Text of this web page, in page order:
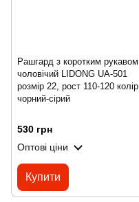
Рашгард з коротким рукавом
чоловічий LIDONG UA-501
розмір 22, рост 110-120 колір
чорний-сірий
530 грн
Оптові ціни
Купити